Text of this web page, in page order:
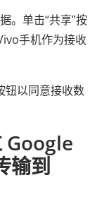
。单击“共享”按
手机作为接收
钮以同意接收数
Google
输到